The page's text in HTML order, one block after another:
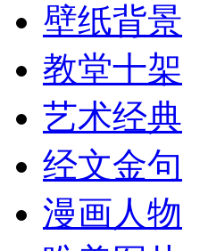
壁纸背景
教堂十架
艺术经典
经文金句
漫画人物